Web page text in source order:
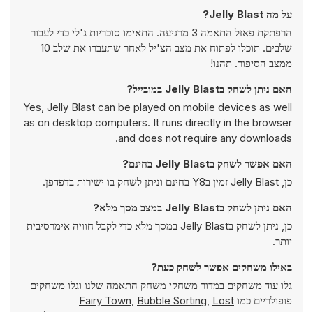
על מה Jelly Blast?
הרפתקת פאזל התאמה 3 מרגיעה. התאימו סוכריות ג'לי כדי לעבור
שלבים. תוכלו לפתוח את מצב הצ'יל לאחר שתעברו את שלב 10
ממצב הסיפור. תהנו!
האם ניתן לשחק בJelly Blast במובייל?
Yes, Jelly Blast can be played on mobile devices as well
as on desktop computers. It runs directly in the browser
and does not require any downloads.
האם אפשר לשחק בJelly Blast בחינם?
כן, Jelly Blast זמין בY8 בחינם וניתן לשחק בו ישירות בדפדפן.
האם ניתן לשחק בJelly Blast במצב מסך מלא?
כן, ניתן לשחק בJelly Blast במסך מלא כדי לקבל חוויה אימרסיבית
יותר.
באילו משחקים אפשר לשחק כעת?
גלו עוד משחקים במדור משחקי משחק התאמה שלנו וגלו משחקים
פופולריים כמו
Fairy Town, Bubble Sorting, Lost